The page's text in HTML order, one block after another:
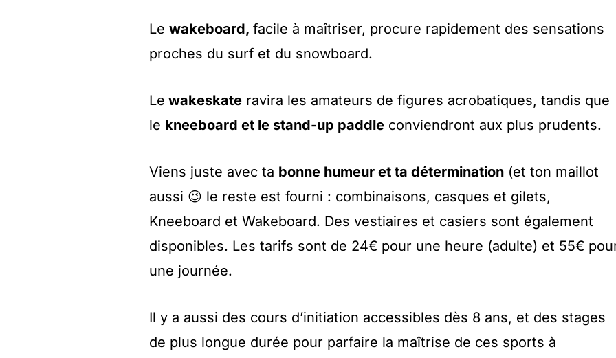
Le wakeboard, facile à maîtriser, procure rapidement des sensations
proches du surf et du snowboard.
Le wakeskate ravira les amateurs de figures acrobatiques, tandis que
le kneeboard et le stand-up paddle conviendront aux plus prudents.
Viens juste avec ta bonne humeur et ta détermination (et ton maillot
aussi 😉 le reste est fourni : combinaisons, casques et gilets,
Kneeboard et Wakeboard. Des vestiaires et casiers sont également
disponibles. Les tarifs sont de 24€ pour une heure (adulte) et 55€
une journée.
Il y a aussi des cours d’initiation accessibles dès 8 ans, et des stages
de plus longue durée pour parfaire la maîtrise de ces sports à